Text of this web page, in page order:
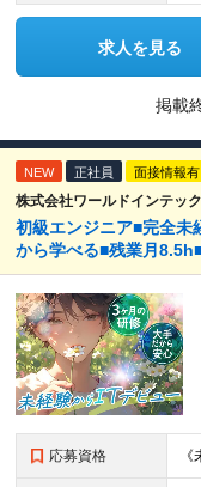
求人を見る
掲載
NEW 正社員 面接情報有
株式会社ワールドインテッ
初級エンジニア■完全未
から学べる■残業月
応募資格